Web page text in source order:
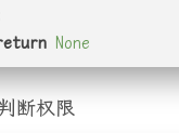
None
断权限